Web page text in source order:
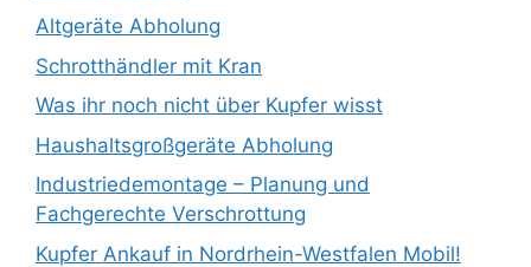
Altgeräte Abholung
Schrotthändler mit Kran
Was ihr noch nicht über Kupfer wisst
Haushaltsgroßgeräte Abholung
Industriedemontage – Planung und
Fachgerechte Verschrottung
Kupfer Ankauf in Nordrhein-Westfalen Mobil!